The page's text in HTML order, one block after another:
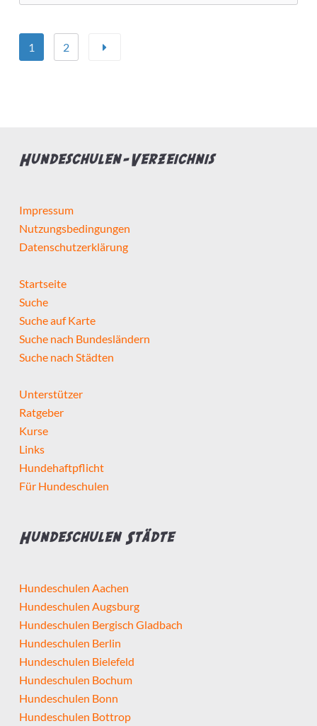
1 2
Hundeschulen-Verzeichnis
Impressum
Nutzungsbedingungen
Datenschutzerklärung
Startseite
Suche
Suche auf Karte
Suche nach Bundesländern
Suche nach Städten
Unterstützer
Ratgeber
Kurse
Links
Hundehaftpflicht
Für Hundeschulen
Hundeschulen Städte
Hundeschulen Aachen
Hundeschulen Augsburg
Hundeschulen Bergisch Gladbach
Hundeschulen Berlin
Hundeschulen Bielefeld
Hundeschulen Bochum
Hundeschulen Bonn
Hundeschulen Bottrop